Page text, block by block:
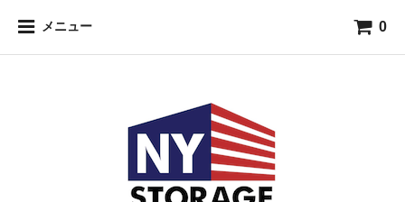
メニュー 0